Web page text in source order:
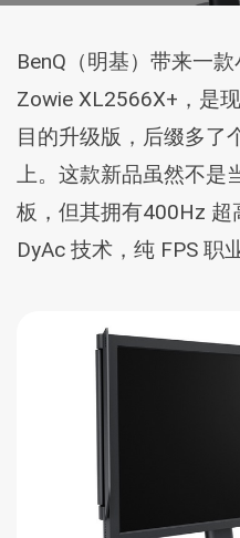
BenQ（明基）带来一
Zowie XL2566X+，是
目的升级版，后缀多了
上。这款新品虽然不是
板，但其拥有400Hz
DyAc 技术，纯 FPS 职